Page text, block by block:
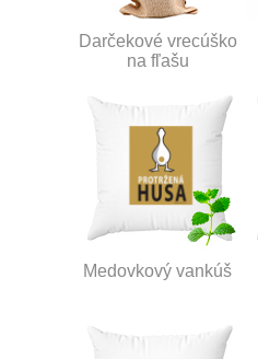
Darčekové vrecúško
na fľašu
Medovkový vankúš